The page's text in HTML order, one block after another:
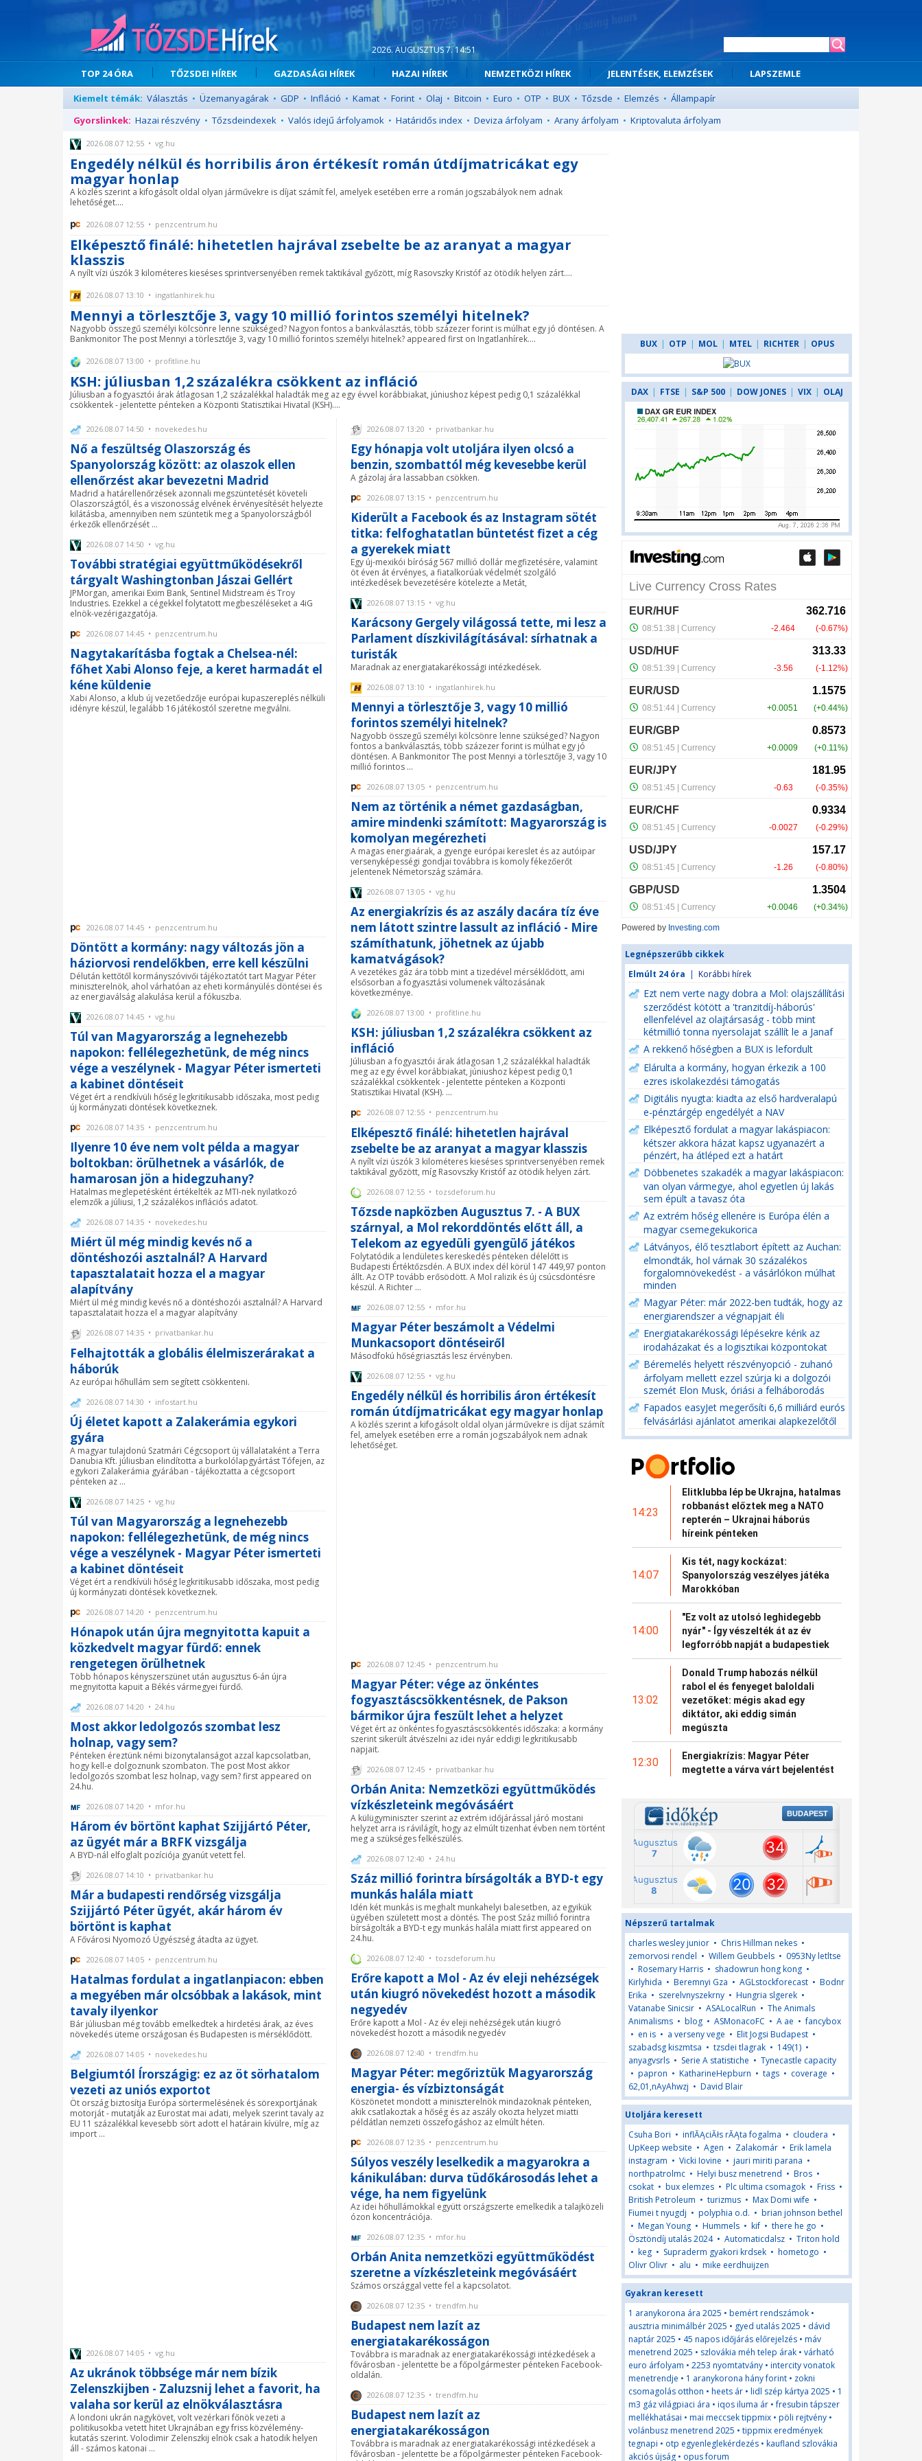
2026. AUGUSZTUS 7. 14:51
TOP 24 ÓRA TŐZSDEI HÍREK GAZDASÁGI HÍREK HAZAI HÍREK NEMZETKÖZI HÍREK JELENTÉSEK, ELEMZÉSEK
LAPSZEMLE
Kiemelt témák: Választás • Üzemanyagárak • GDP • Infláció • Kamat • Forint • Olaj • Bitcoin • Euro • OTP • BUX • Tőzsde • Elemzés • Állampapír
Gyorslinkek: Hazai részvény • Tőzsdeindexek • Valós idejű árfolyamok • Határidős index • Deviza árfolyam • Arany árfolyam • Kriptovaluta árfolyam
2026.08.07 12:55 • vg.hu
Engedély nélkül és horribilis áron értékesít román útdíjmatricákat egy
magyar honlap
A közlés szerint a kifogásolt oldal olyan járművekre is díjat számít fel, amelyek esetében erre a román jogszabályok nem adnak
lehetőséget....
2026.08.07 12:55 • penzcentrum.hu
Elképesztő finálé: hihetetlen hajrával zsebelte be az aranyat a magyar
klasszis
A nyílt vízi úszók 3 kilométeres kieséses sprintversenyében remek taktikával győzött, míg Rasovszky Kristóf az ötödik helyen zárt....
2026.08.07 13:10 • ingatlanhirek.hu
Mennyi a törlesztője 3, vagy 10 millió forintos személyi hitelnek?
Nagyobb összegű személyi kölcsönre lenne szükséged? Nagyon fontos a bankválasztás, több százezer forint is múlhat egy jó döntésen. A
Bankmonitor The post Mennyi a törlesztője 3, vagy 10 millió forintos személyi hitelnek? appeared first on Ingatlanhírek....
2026.08.07 13:00 • profitline.hu
KSH: júliusban 1,2 százalékra csökkent az infláció
Júliusban a fogyasztói árak átlagosan 1,2 százalékkal haladták meg az egy évvel korábbiakat, júniushoz képest pedig 0,1 százalékkal
csökkentek - jelentette pénteken a Központi Statisztikai Hivatal (KSH)....
2026.08.07 14:50 • novekedes.hu
Nő a feszültség Olaszország és
Spanyolország között: az olaszok ellen
ellenőrzést akar bevezetni Madrid
Madrid a határellenőrzések azonnali megszüntetését követeli
Olaszországtól, és a viszonosság elvének érvényesítését helyezte
kilátásba, amennyiben nem szüntetik meg a Spanyolországból
érkezők ellenőrzését ...
2026.08.07 14:50 • vg.hu
További stratégiai együttműködésekről
tárgyalt Washingtonban Jászai Gellért
JPMorgan, amerikai Exim Bank, Sentinel Midstream és Troy
Industries. Ezekkel a cégekkel folytatott megbeszéléseket a 4iG
elnök-vezérigazgatója.
2026.08.07 14:45 • penzcentrum.hu
Nagytakarításba fogtak a Chelsea-nél:
főhet Xabi Alonso feje, a keret harmadát el
kéne küldenie
Xabi Alonso, a klub új vezetőedzője európai kupaszereplés nélküli
idényre készül, legalább 16 játékostól szeretne megválni.
2026.08.07 14:45 • penzcentrum.hu
Döntött a kormány: nagy változás jön a
háziorvosi rendelőkben, erre kell készülni
Délután kettőtől kormányszóvivői tájékoztatót tart Magyar Péter
miniszterelnök, ahol várhatóan az eheti kormányülés döntései és
az energiaválság alakulása kerül a fókuszba.
2026.08.07 14:45 • vg.hu
Túl van Magyarország a legnehezebb
napokon: fellélegezhetünk, de még nincs
vége a veszélynek - Magyar Péter ismerteti
a kabinet döntéseit
Véget ért a rendkívüli hőség legkritikusabb időszaka, most pedig
új kormányzati döntések következnek.
2026.08.07 14:35 • penzcentrum.hu
Ilyenre 10 éve nem volt példa a magyar
boltokban: örülhetnek a vásárlók, de
hamarosan jön a hidegzuhany?
Hatalmas meglepetésként értékelték az MTI-nek nyilatkozó
elemzők a júliusi, 1,2 százalékos inflációs adatot.
2026.08.07 14:35 • novekedes.hu
Miért ül még mindig kevés nő a
döntéshozói asztalnál? A Harvard
tapasztalatait hozza el a magyar
alapítvány
Miért ül még mindig kevés nő a döntéshozói asztalnál? A Harvard
tapasztalatait hozza el a magyar alapítvány
2026.08.07 14:35 • privatbankar.hu
Felhajtották a globális élelmiszerárakat a
háborúk
Az európai hőhullám sem segített csökkenteni.
2026.08.07 14:30 • infostart.hu
Új életet kapott a Zalakerámia egykori
gyára
A magyar tulajdonú Szatmári Cégcsoport új vállalataként a Terra
Danubia Kft. júliusban elindította a burkolólapgyártást Tófejen, az
egykori Zalakerámia gyárában - tájékoztatta a cégcsoport
pénteken az ...
2026.08.07 14:25 • vg.hu
Túl van Magyarország a legnehezebb
napokon: fellélegezhetünk, de még nincs
vége a veszélynek - Magyar Péter ismerteti
a kabinet döntéseit
Véget ért a rendkívüli hőség legkritikusabb időszaka, most pedig
új kormányzati döntések következnek.
2026.08.07 14:20 • penzcentrum.hu
Hónapok után újra megnyitotta kapuit a
közkedvelt magyar fürdő: ennek
rengetegen örülhetnek
Több hónapos kényszerszünet után augusztus 6-án újra
megnyitotta kapuit a Békés vármegyei fürdő.
2026.08.07 14:20 • 24.hu
Most akkor ledolgozós szombat lesz
holnap, vagy sem?
Pénteken éreztünk némi bizonytalanságot azzal kapcsolatban,
hogy kell-e dolgoznunk szombaton. The post Most akkor
ledolgozós szombat lesz holnap, vagy sem? first appeared on
24.hu.
2026.08.07 14:20 • mfor.hu
Három év börtönt kaphat Szijjártó Péter,
az ügyét már a BRFK vizsgálja
A BYD-nál elfoglalt pozíciója gyanút vetett fel.
2026.08.07 14:10 • privatbankar.hu
Már a budapesti rendőrség vizsgálja
Szijjártó Péter ügyét, akár három év
börtönt is kaphat
A Fővárosi Nyomozó Ügyészség átadta az ügyet.
2026.08.07 14:05 • penzcentrum.hu
Hatalmas fordulat a ingatlanpiacon: ebben
a megyében már olcsóbbak a lakások, mint
tavaly ilyenkor
Bár júliusban még tovább emelkedtek a hirdetési árak, az éves
növekedés üteme országosan és Budapesten is mérséklődött.
2026.08.07 14:05 • novekedes.hu
Belgiumtól Írországig: ez az öt sörhatalom
vezeti az uniós exportot
Öt ország biztosítja Európa sörtermelésének és sörexportjának
motorját - mutatják az Eurostat mai adati, melyek szerint tavaly az
EU 11 százalékkal kevesebb sört adott el határain kívülre, míg az
import ...
2026.08.07 14:05 • vg.hu
Az ukránok többsége már nem bízik
Zelenszkijben - Zaluzsnij lehet a favorit, ha
valaha sor kerül az elnökválasztásra
A londoni ukrán nagykövet, volt vezérkari főnök vezeti a
politikusokba vetett hitet Ukrajnában egy friss közvélemény-
kutatás szerint. Volodimir Zelenszkij elnök csak a hatodik helyen
áll - számos katonai ...
2026.08.07 13:20 • privatbankar.hu
Egy hónapja volt utoljára ilyen olcsó a
benzin, szombattól még kevesebbe kerül
A gázolaj ára lassabban csökken.
2026.08.07 13:15 • penzcentrum.hu
Kiderült a Facebook és az Instagram sötét
titka: felfoghatatlan büntetést fizet a cég
a gyerekek miatt
Egy új-mexikói bíróság 567 millió dollár megfizetésére, valamint
öt éven át érvényes, a fiatalkorúak védelmét szolgáló
intézkedések bevezetésére kötelezte a Metát,
2026.08.07 13:15 • vg.hu
Karácsony Gergely világossá tette, mi lesz a
Parlament díszkivilágításával: sírhatnak a
turisták
Maradnak az energiatakarékossági intézkedések.
2026.08.07 13:10 • ingatlanhirek.hu
Mennyi a törlesztője 3, vagy 10 millió
forintos személyi hitelnek?
Nagyobb összegű személyi kölcsönre lenne szükséged? Nagyon
fontos a bankválasztás, több százezer forint is múlhat egy jó
döntésen. A Bankmonitor The post Mennyi a törlesztője 3, vagy 10
millió forintos ...
2026.08.07 13:05 • penzcentrum.hu
Nem az történik a német gazdaságban,
amire mindenki számított: Magyarország is
komolyan megérezheti
A magas energiaárak, a gyenge európai kereslet és az autóipar
versenyképességi gondjai továbbra is komoly fékezőerőt
jelentenek Németország számára.
2026.08.07 13:05 • vg.hu
Az energiakrízis és az aszály dacára tíz éve
nem látott szintre lassult az infláció - Mire
számíthatunk, jöhetnek az újabb
kamatvágások?
A vezetékes gáz ára több mint a tizedével mérséklődött, ami
elsősorban a fogyasztási volumenek változásának
következménye.
2026.08.07 13:00 • profitline.hu
KSH: júliusban 1,2 százalékra csökkent az
infláció
Júliusban a fogyasztói árak átlagosan 1,2 százalékkal haladták
meg az egy évvel korábbiakat, júniushoz képest pedig 0,1
százalékkal csökkentek - jelentette pénteken a Központi
Statisztikai Hivatal (KSH). ...
2026.08.07 12:55 • penzcentrum.hu
Elképesztő finálé: hihetetlen hajrával
zsebelte be az aranyat a magyar klasszis
A nyílt vízi úszók 3 kilométeres kieséses sprintversenyében remek
taktikával győzött, míg Rasovszky Kristóf az ötödik helyen zárt.
2026.08.07 12:55 • tozsdeforum.hu
Tőzsde napközben Augusztus 7. - A BUX
szárnyal, a Mol rekorddöntés előtt áll, a
Telekom az egyedüli gyengülő játékos
Folytatódik a lendületes kereskedés pénteken délelőtt is
Budapesti Értéktőzsdén. A BUX index dél körül 147 449,97 ponton
állt. Az OTP tovább erősödött. A Mol ralizik és új csúcsdöntésre
készül. A Richter ...
2026.08.07 12:55 • mfor.hu
Magyar Péter beszámolt a Védelmi
Munkacsoport döntéseiről
Másodfokú hőségriasztás lesz érvényben.
2026.08.07 12:55 • vg.hu
Engedély nélkül és horribilis áron értékesít
román útdíjmatricákat egy magyar honlap
A közlés szerint a kifogásolt oldal olyan járművekre is díjat számít
fel, amelyek esetében erre a román jogszabályok nem adnak
lehetőséget.
2026.08.07 12:45 • penzcentrum.hu
Magyar Péter: vége az önkéntes
fogyasztáscsökkentésnek, de Pakson
bármikor újra feszült lehet a helyzet
Véget ért az önkéntes fogyasztáscsökkentés időszaka: a kormány
szerint sikerült átvészelni az idei nyár eddigi legkritikusabb
napjait.
2026.08.07 12:45 • privatbankar.hu
Orbán Anita: Nemzetközi együttműködés
vízkészleteink megóvásáért
A külügyminiszter szerint az extrém időjárással járó mostani
helyzet arra is rávilágít, hogy az elmúlt tizenhat évben nem történt
meg a szükséges felkészülés.
2026.08.07 12:40 • 24.hu
Száz millió forintra bírságolták a BYD-t egy
munkás halála miatt
Idén két munkás is meghalt munkahelyi balesetben, az egyikük
ügyében született most a döntés. The post Száz millió forintra
bírságolták a BYD-t egy munkás halála miatt first appeared on
24.hu.
2026.08.07 12:40 • tozsdeforum.hu
Erőre kapott a Mol - Az év eleji nehézségek
után kiugró növekedést hozott a második
negyedév
Erőre kapott a Mol - Az év eleji nehézségek után kiugró
növekedést hozott a második negyedév
2026.08.07 12:40 • trendfm.hu
Magyar Péter: megőriztük Magyarország
energia- és vízbiztonságát
Köszönetet mondott a miniszterelnök mindazoknak pénteken,
akik csatlakoztak a hőség és az aszály okozta helyzet miatti
példátlan nemzeti összefogáshoz az elmúlt héten.
2026.08.07 12:35 • penzcentrum.hu
Súlyos veszély leselkedik a magyarokra a
kánikulában: durva tüdőkárosodás lehet a
vége, ha nem figyelünk
Az idei hőhullámokkal együtt országszerte emelkedik a talajközeli
ózon koncentrációja.
2026.08.07 12:35 • mfor.hu
Orbán Anita nemzetközi együttműködést
szeretne a vízkészleteink megóvásáért
Számos országgal vette fel a kapcsolatot.
2026.08.07 12:35 • trendfm.hu
Budapest nem lazít az
energiatakarékosságon
Továbbra is maradnak az energiatakarékossági intézkedések a
fővárosban - jelentette be a főpolgármester pénteken Facebook-
oldalán.
2026.08.07 12:35 • trendfm.hu
Budapest nem lazít az
energiatakarékosságon
Továbbra is maradnak az energiatakarékossági intézkedések a
fővárosban - jelentette be a főpolgármester pénteken Facebook-
BUX | OTP | MOL | MTEL | RICHTER | OPUS
DAX | FTSE | S&P 500 | DOW JONES | VIX | OLAJ
Powered by Investing.com
Legnépszerűbb cikkek
Elmúlt 24 óra | Korábbi hírek
Ezt nem verte nagy dobra a Mol: olajszállítási
szerződést kötött a 'tranzitdíj-háborús'
ellenfelével az olajtársaság - több mint
kétmillió tonna nyersolajat szállít le a Janaf
A rekkenő hőségben a BUX is lefordult
Elárulta a kormány, hogyan érkezik a 100
ezres iskolakezdési támogatás
Digitális nyugta: kiadta az első hardveralapú
e-pénztárgép engedélyét a NAV
Elképesztő fordulat a magyar lakáspiacon:
kétszer akkora házat kapsz ugyanazért a
pénzért, ha átléped ezt a határt
Döbbenetes szakadék a magyar lakáspiacon:
van olyan vármegye, ahol egyetlen új lakás
sem épült a tavasz óta
Az extrém hőség ellenére is Európa élén a
magyar csemegekukorica
Látványos, élő tesztlabort épített az Auchan:
elmondták, hol várnak 30 százalékos
forgalomnövekedést - a vásárlókon múlhat
minden
Magyar Péter: már 2022-ben tudták, hogy az
energiarendszer a végnapjait éli
Energiatakarékossági lépésekre kérik az
irodaházakat és a logisztikai központokat
Béremelés helyett részvényopció - zuhanó
árfolyam mellett ezzel szúrja ki a dolgozói
szemét Elon Musk, óriási a felháborodás
Fapados easyJet megerősíti 6,6 milliárd eurós
felvásárlási ajánlatot amerikai alapkezelőtől
14:23
Elitklubba lép be Ukrajna, hatalmas
robbanást előztek meg a NATO
repterén – Ukrajnai háborús
híreink pénteken
14:07
Kis tét, nagy kockázat:
Spanyolország veszélyes játéka
Marokkóban
14:00
"Ez volt az utolsó leghidegebb
nyár" - Így vészelték át az év
legforróbb napját a budapestiek
13:02
Donald Trump habozás nélkül
rabol el és fenyeget baloldali
vezetőket: mégis akad egy
diktátor, aki eddig simán
megúszta
12:30
Energiakrízis: Magyar Péter
megtette a várva várt bejelentést
Népszerű tartalmak
charles wesley junior • Chris Hillman nekes •
zemorvosi rendel • Willem Geubbels • 0953Ny letltse
• Rosemary Harris • shadowrun hong kong •
Kirlyhida • Beremnyi Gza • AGLstockforecast • Bodnr
Erika • szerelvnyszekrny • Hungria slgerek •
Vatanabe Sinicsir • ASALocalRun • The Animals
Animalisms • blog • ASMonacoFC • A ae •fancybox
• en is • a verseny vege • Elit Jogsi Budapest •
szabadsg kiszmtsa • tzsdei tlagrak • 149(1) •
anyagvsrls • Serie A statistiche • Tynecastle capacity
• papron • KatharineHepburn • tags • coverage •
62,01,nAyAhwzj • David Blair
Utoljára keresett
Csuha Bori • inflĂĄciĂłs rĂĄta fogalma • cloudera •
UpKeep website • Agen • Zalakomár • Erik lamela
instagram • Vicki Iovine • jauri miriti parana •
northpatrolmc • Helyi busz menetrend • Bros •
csokat • bux elemzes • Plc ultima csomagok • Friss •
British Petroleum • turizmus • Max Domi wife •
Fiumei t nyugdj • polyphia o.d. • brian johnson bethel
• Megan Young • Hummels • kif • there he go •
Ösztöndíj utalás 2024• Automaticdalsz • Triton hold
• keg • Supraderm gyakori krdsek • hometogo •
Olivr Olivr • alu • mike eerdhuijzen
Gyakran keresett
1 aranykorona ára 2025 • bemért rendszámok •
ausztria minimálbér 2025 • gyed utalás 2025 • dávid
naptár 2025 • 45 napos időjárás előrejelzés • máv
menetrend 2025 • szlovákia méh telep árak • várható
euro árfolyam • 2253 nyomtatvány • intercity vonatok
menetrendje • 1 aranykorona hány forint • zokni
csomagolás otthon • heets ár • lidl szép kártya 2025 • 1
m3 gáz világpiaci ára • iqos iluma ár •fresubin tápszer
mellékhatásai • mai meccsek tippmix • pöli rejtvény •
volánbusz menetrend 2025 • tippmix eredmények
tegnapi • otp egyenleglekérdezés • kaufland szlovákia
akciós újság • opus forum